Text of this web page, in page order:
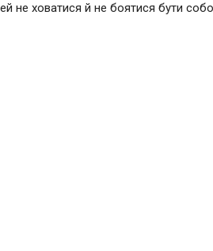
не ховатися й не боятися бути